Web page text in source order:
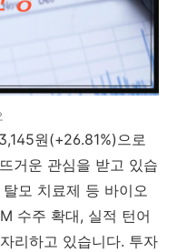
원(+26.81%)으로
거운 관심을 받고 있습
모 치료제 등 바이오
수주 확대, 실적 턴어
리하고 있습니다. 투자